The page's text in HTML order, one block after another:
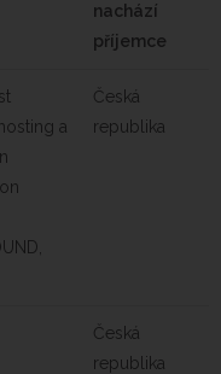
nachází
příjemce
a
Česká
republika
Česká
republika